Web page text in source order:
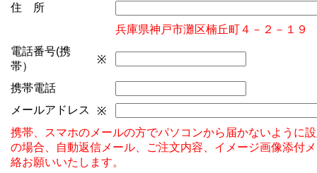
住 所
兵庫県神戸市灘区楠丘町４－２－１９
電話番号(携
帯）
※
携帯電話
メールアドレス
※
携帯、スマホのメールの方でパソコンから届かないように
の場合、自動返信メール、ご注文内容、イメージ画像添付
絡お願いいたします。